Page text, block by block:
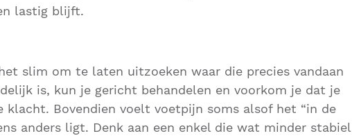
lastig blijft.
slim om te laten uitzoeken waar die precies vandaan
is, kun je gericht behandelen en voorkom je dat je
Bovendien voelt voetpijn soms alsof het “in de
anders ligt. Denk aan een enkel die wat minder stabiel